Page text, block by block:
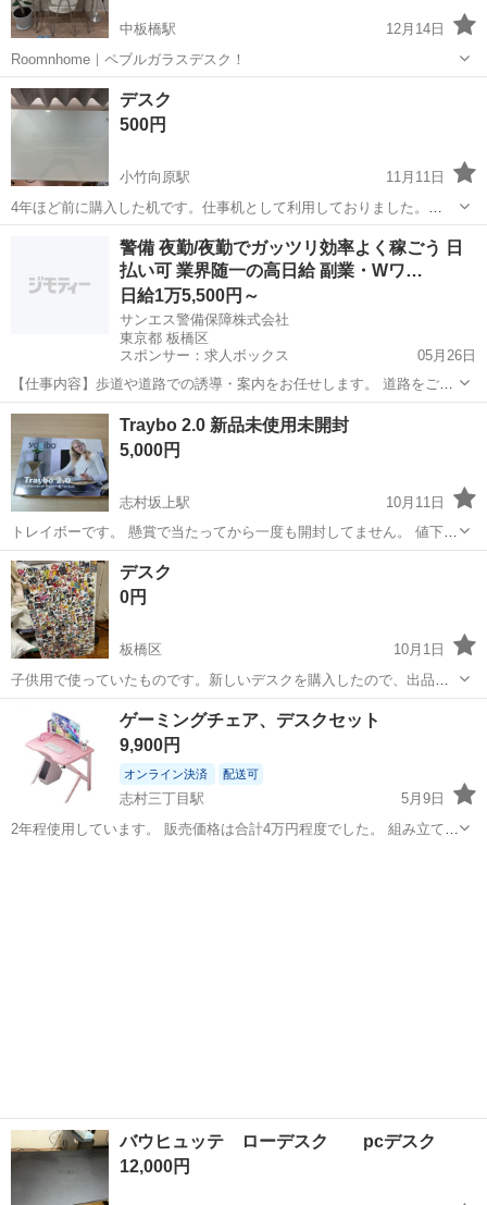
中板橋駅
12月14日
Roomnhome｜ペブルガラスデスク！
東京 板橋区 中板橋駅
デスク
500円
小竹向原駅
11月11日
4年ほど前に購入した机です。仕事机として利用しておりました。
【購入時価格】9800円くらい 【サイズ】高さ75cd：cm、横：80cm、
奥行き：48cm （大体です） 【傷などの状態】使用感あります。
【アピールポイント】...
板橋区 小竹向原駅 テーブル デスク
警備 夜勤/夜勤でガッツリ効率よく稼ごう 日
払い可 業界随一の高日給 副業・Wワ…
日給1万5,500円～
サンエス警備保障株式会社
東京都 板橋区
スポンサー：求人ボックス
05月26日
【仕事内容】歩道や道路での誘導・案内をお任せします。 道路をご利
用される車両や歩行者の方が安全に安心して通行するために適切に誘
導してください。 勤務地へは直行直帰OKです! <未経験でも安心!!> 丁
寧な研修20hで基本的な知識を...
アルバイト・パート
Traybo 2.0 新品未使用未開封
5,000円
志村坂上駅
10月11日
トレイボーです。 懸賞で当たってから一度も開封してません。 値下げ
交渉は可能 常識の範囲内でお願いします。
東京 板橋区 志村坂上駅
デスク
0円
板橋区
10月1日
子供用で使っていたものです。新しいデスクを購入したので、出品い
たします。 天板70×120 足高75くらい
テーブル
ゲーミングチェア、デスクセット
9,900円
オンライン決済 配送可
志村三丁目駅
5月9日
2年程使用しています。 販売価格は合計4万円程度でした。 組み立て式
バウヒュッテ ローデスク pcデスク
12,000円